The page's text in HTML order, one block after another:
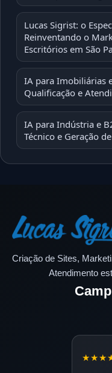
Lucas Sigrist: o
Reinventando o
Escritórios em São
IA para Imobiliárias
Qualificação e
IA para Indústria e
Técnico e Geração
Criação de Sites,
Atendimento